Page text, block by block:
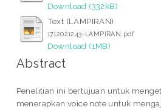
Download (332kB)
Text (LAMPIRAN)
1712021243-LAMPIRAN.pdf
Download (1MB)
Abstract
Penelitian ini bertujuan untuk
menerapkan voice note untuk